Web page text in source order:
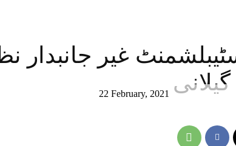
غیر جانبدار
22 February, 2021